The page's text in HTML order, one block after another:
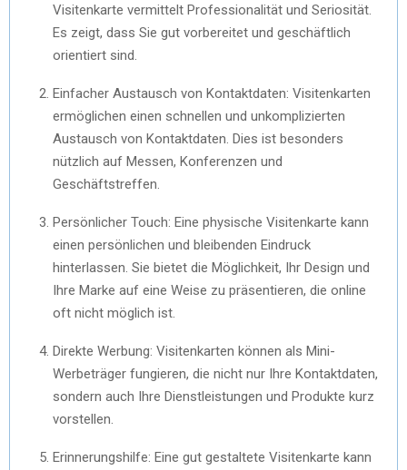
Visitenkarte vermittelt Professionalität und Seriosität.
Es zeigt, dass Sie gut vorbereitet und geschäftlich
orientiert sind.
Einfacher Austausch von Kontaktdaten: Visitenkarten
ermöglichen einen schnellen und unkomplizierten
Austausch von Kontaktdaten. Dies ist besonders
nützlich auf Messen, Konferenzen und
Geschäftstreffen.
Persönlicher Touch: Eine physische Visitenkarte kann
einen persönlichen und bleibenden Eindruck
hinterlassen. Sie bietet die Möglichkeit, Ihr Design und
Ihre Marke auf eine Weise zu präsentieren, die online
oft nicht möglich ist.
Direkte Werbung: Visitenkarten können als Mini-
Werbeträger fungieren, die nicht nur Ihre Kontaktdaten,
sondern auch Ihre Dienstleistungen und Produkte kurz
vorstellen.
Erinnerungshilfe: Eine gut gestaltete Visitenkarte kann